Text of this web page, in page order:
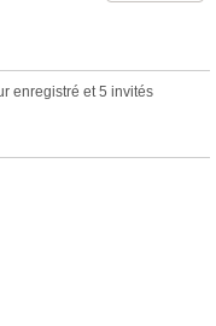
enregistré et 5 invités